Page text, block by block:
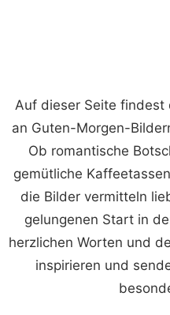
Auf dieser Seite findest
an Guten-Morgen-
Ob romantische
gemütliche
die Bilder vermitteln
gelungenen Start in
herzlichen Worten und
inspirieren und